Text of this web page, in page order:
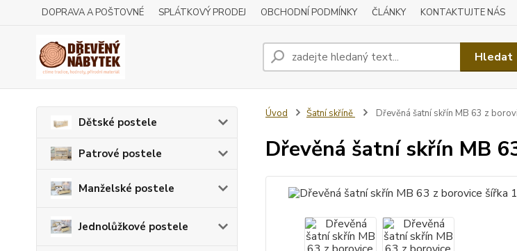
DOPRAVA A POŠTOVNÉ SPLÁTKOVÝ PRODEJ OBCHODNÍ PODMÍNKY ČLÁNKY KONTAKTUJTE NÁS
Hledat
Dětské postele
Patrové postele
Manželské postele
Jednolůžkové postele
Úvod Šatní skříně Dřevěná šatní skřín MB 63 z
Dřevěná šatní skřín MB